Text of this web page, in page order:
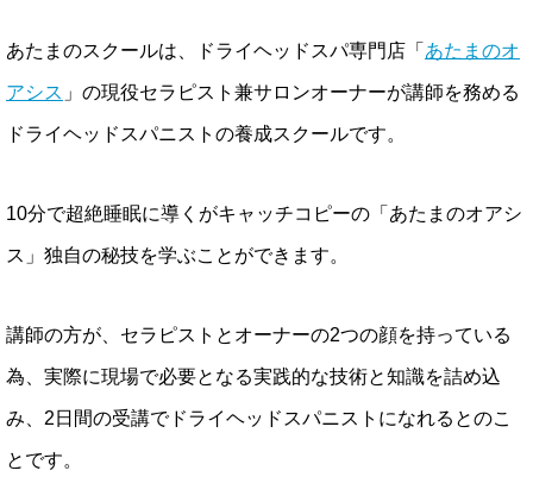
あたまのスクールは、ドライヘッドスパ専門店「 あたまのオ
アシス 」の現役セラピスト兼サロンオーナーが講師を務める
ドライヘッドスパニストの養成スクールです。
10分で超絶睡眠に導くがキャッチコピーの「あたまのオアシ
ス」独自の秘技を学ぶことができます。
講師の方が、セラピストとオーナーの2つの顔を持っている
為、実際に現場で必要となる実践的な技術と知識を詰め込
み、2日間の受講でドライヘッドスパニストになれるとのこ
とです。